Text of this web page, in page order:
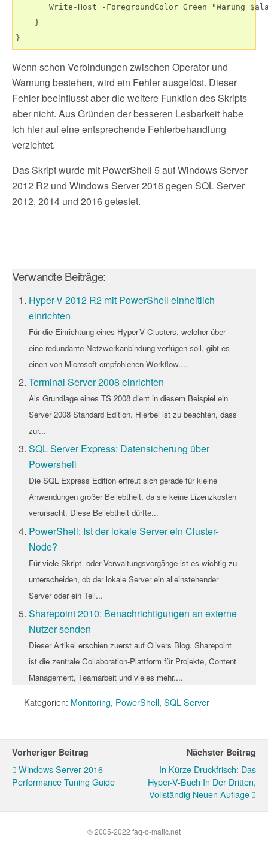
Write-Host -ForegroundColor Green "Warung
    }
Wenn schon Verbindungen zwischen Operator und
Warnung bestehen, wird ein Fehler ausgelöst. Dieser
Fehler beeinflusst aber die weitere Funktion des Skripts
aber nicht. Aus Gründen der besseren Lesbarkeit habe
ich hier auf eine entsprechende Fehlerbehandlung
verzichtet.
Das Skript wurde mit PowerShell 5 auf Windows Server
2012 R2 und Windows Server 2016 gegen SQL Server
2012, 2014 und 2016 getestet.
Verwandte Beiträge:
Hyper-V 2012 R2 mit PowerShell einheitlich
einrichten
Für die Einrichtung eines Hyper-V Clusters, welcher über
eine redundante Netzwerkanbindung verfügen soll, gibt es
einen von Microsoft empfohlenen Workflow....
Terminal Server 2008 einrichten
Als Grundlage eines TS 2008 dient in diesem Beispiel ein
Server 2008 Standard Edition. Hierbei ist zu beachten, dass
zur...
SQL Server Express: Datensicherung über
Powershell
Die SQL Express Edition erfreut sich gerade für kleine
Anwendungen großer Beliebtheit, da sie keine Lizenzkosten
verursacht. Diese Beliebtheit dürfte...
PowerShell: Ist der lokale Server ein Cluster-
Node?
Für viele Skript- oder Verwaltungsvorgänge ist es wichtig zu
unterscheiden, ob der lokale Server ein alleinstehender
Server oder ein Teil...
Sharepoint 2010: Benachrichtigungen an externe
Nutzer senden
Dieser Artikel erschien zuerst auf Olivers Blog. Sharepoint
ist die zentrale Collaboration-Plattform für Projekte, Content
Management, Teamarbeit und vieles mehr....
Kategorien: Monitoring, PowerShell, SQL Server
Vorheriger Beitrag
Windows Server 2016
Performance Tuning Guide
Nächster Beitrag
In Kürze Druckfrisch: Das
Hyper-V-Buch In Der Dritten,
Vollständig Neuen Auflage
© 2005-2022 faq-o-matic.net